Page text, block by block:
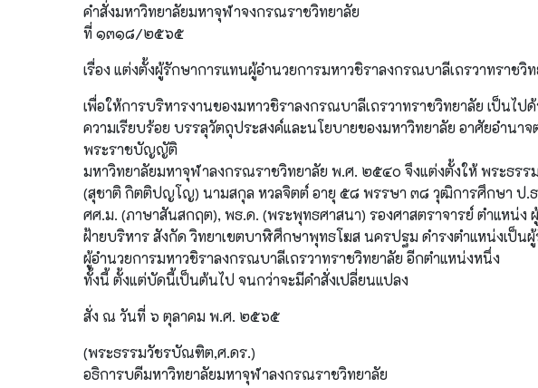
คำสั่งมหาวิทยาลัยมหาจุฬาจงกรณราชวิทยาลัย
ที่ ๑๓๑๘/๒๕๖๕
เรื่อง แต่งตั้งผู้รักษาการแทนผู้อำนวยการมหาวชิราลงกรณบาลีเถรวาทราชวิ
เพื่อให้การบริหารงานของมหาวชิราลงกรณบาลีเถรวาทราชวิทยาลัย เป็นไปด้
ความเรียบร้อย บรรลุวัตถุประสงค์และนโยบายของมหาวิทยาลัย อาศัยอำน
พระราชบัญญัติ
มหาวิทยาลัยมหาจุฬาลงกรณราชวิทยาลัย พ.ศ. ๒๕๔๐ จึงแต่งตั้งให้ พระธรร
(สุชาติ กิตติปญโญ) นามสกุล หวลจิตต์ อายุ ๕๘ พรรษา ๓๘ วุฒิการศึกษา ป.
ศศ.ม. (ภาษาสันสกฤต), พธ.ด. (พระพุทธศาสนา) รองศาสตราจารย์ ตำแหน่ง
ฝ้ายบริหาร สังกัด วิทยาเขตบาฬิศึกษาพุทธโฆส นครปฐม ดำรงตำแหน่งเป็น
ผู้อำนวยการมหาวชิราลงกรณบาลีเถรวาทราชวิทยาลัย อีกตำแหน่งหนึ่ง
ทั้งนี้ ตั้งแต่บัดนี้เป็นต้นไป จนกว่าจะมีคำสั่งเปลี่ยนแปลง
สั่ง ณ วันที่ ๖ ตุลาคม พ.ศ. ๒๕๖๕
(พระธรรมวัชรบัณฑิต,ศ.ดร.)
อธิการบดีมหาวิทยาลัยมหาจุฬาลงกรณราชวิทยาลัย